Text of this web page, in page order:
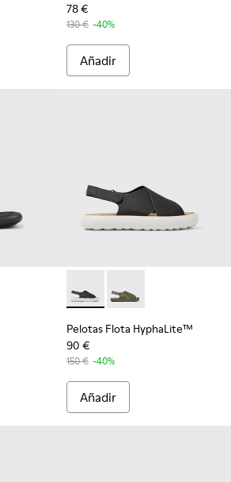
78 €
130 € -40%
Añadir
- K100926-002 - Sandalias negras de
- K100926-001
Pelotas Flota HyphaLite™ -
Pelotas Flota
Pelotas Flota HyphaLite™
90 €
150 € -40%
Añadir